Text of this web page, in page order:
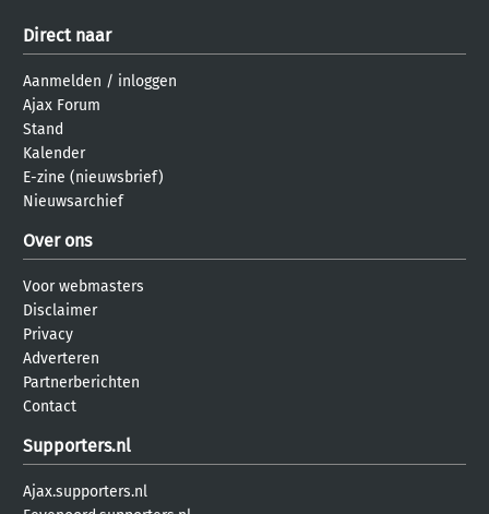
Direct naar
Aanmelden / inloggen
Ajax Forum
Stand
Kalender
E-zine (nieuwsbrief)
Nieuwsarchief
Over ons
Voor webmasters
Disclaimer
Privacy
Adverteren
Partnerberichten
Contact
Supporters.nl
Ajax.supporters.nl